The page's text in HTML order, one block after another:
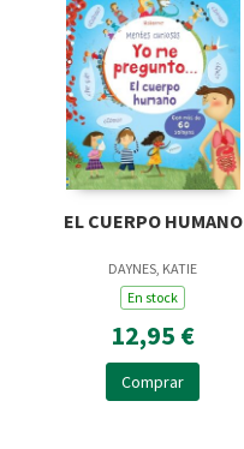
EL CUERPO HUMANO
DAYNES, KATIE
En stock
12,95 €
Comprar